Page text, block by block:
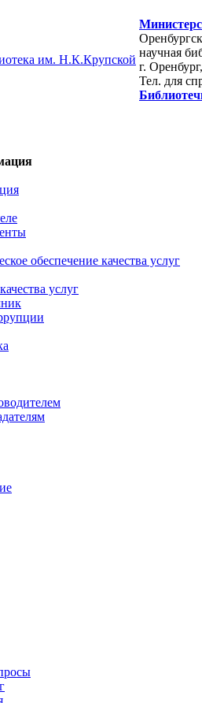
научная
г.
Тел. для
обеспечение качества услуг
услуг